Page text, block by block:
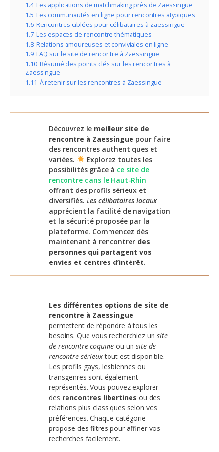
1.4 Les applications de matchmaking près de Zaessingue
1.5 Les communautés en ligne pour rencontres atypiques
1.6 Rencontres ciblées pour célibataires à Zaessingue
1.7 Les espaces de rencontre thématiques
1.8 Relations amoureuses et conviviales en ligne
1.9 FAQ sur le site de rencontre à Zaessingue
1.10 Résumé des points clés sur les rencontres à
Zaessingue
1.11 À retenir sur les rencontres à Zaessingue
Découvrez le meilleur site de
rencontre à Zaessingue pour faire
des rencontres authentiques et
variées.
Explorez toutes les
possibilités grâce à ce site de
rencontre dans le Haut-Rhin
offrant des profils sérieux et
diversifiés. Les célibataires locaux
apprécient la facilité de navigation
et la sécurité proposée par la
plateforme. Commencez dès
maintenant à rencontrer des
personnes qui partagent vos
envies et centres d’intérêt.
Les différentes options de site de
rencontre à Zaessingue
permettent de répondre à tous les
besoins. Que vous recherchiez un site
de rencontre coquine ou un site de
rencontre sérieuxtout est disponible.
Les profils gays, lesbiennes ou
transgenres sont également
représentés. Vous pouvez explorer
des rencontres libertines ou des
relations plus classiques selon vos
préférences. Chaque catégorie
propose des filtres pour affiner vos
recherches facilement.